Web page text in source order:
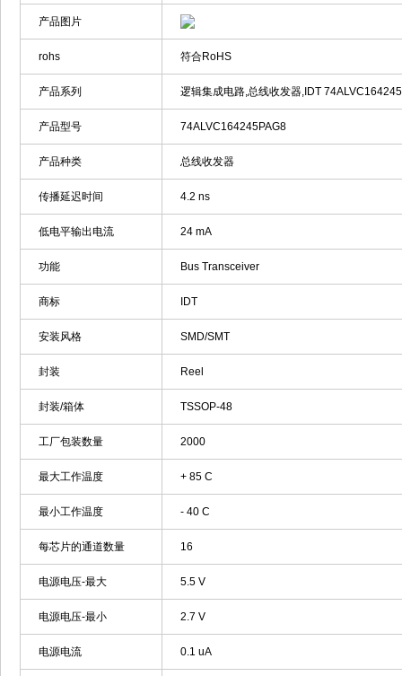
产品图片
rohs 符合RoHS
产品系列 逻辑集成电路,总线收发器,IDT
产品型号 74ALVC164245PAG8
产品种类 总线收发器
传播延迟时间 4.2 ns
低电平输出电流 24 mA
功能 Bus Transceiver
商标 IDT
安装风格 SMD/SMT
封装 Reel
封装/箱体 TSSOP-48
工厂包装数量 2000
最大工作温度 + 85 C
最小工作温度 - 40 C
每芯片的通道数量 16
电源电压-最大 5.5 V
电源电压-最小 2.7 V
电源电流 0.1 uA